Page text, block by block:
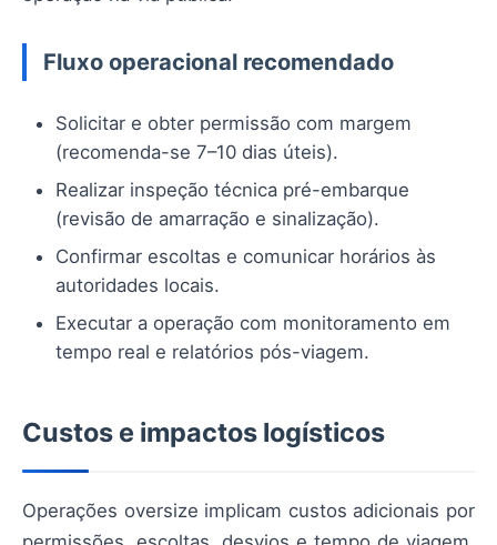
Fluxo operacional recomendado
Solicitar e obter permissão com margem
(recomenda-se 7–10 dias úteis).
Realizar inspeção técnica pré-embarque
(revisão de amarração e sinalização).
Confirmar escoltas e comunicar horários às
autoridades locais.
Executar a operação com monitoramento em
tempo real e relatórios pós-viagem.
Custos e impactos logísticos
Operações oversize implicam custos adicionais por